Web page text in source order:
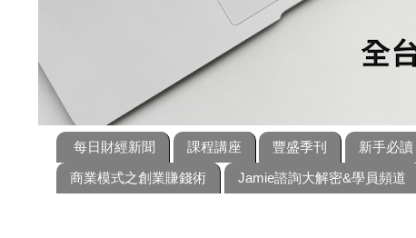
每日財經新聞 課程講座 豐盛季刊 新手必
商業模式之創業賺錢術
Jamie諮詢大解密&學員頻道